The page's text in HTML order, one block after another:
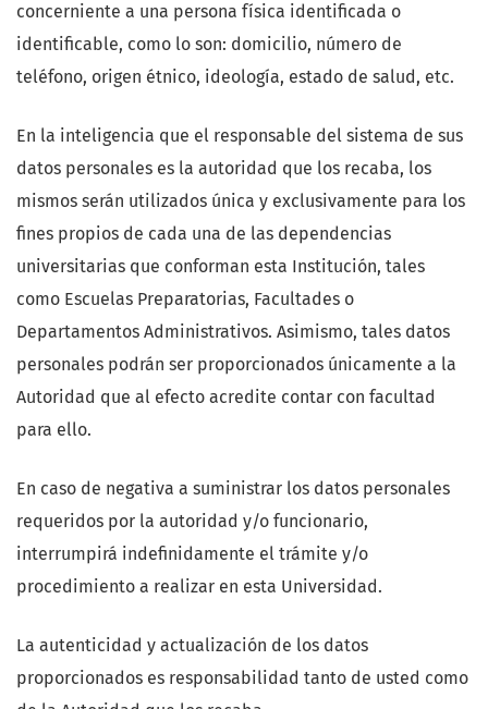
concerniente a una persona física identificada o
identificable, como lo son: domicilio, número de
teléfono, origen étnico, ideología, estado de salud, etc.
En la inteligencia que el responsable del sistema de sus
datos personales es la autoridad que los recaba, los
mismos serán utilizados única y exclusivamente para los
fines propios de cada una de las dependencias
universitarias que conforman esta Institución, tales
como Escuelas Preparatorias, Facultades o
Departamentos Administrativos. Asimismo, tales datos
personales podrán ser proporcionados únicamente a la
Autoridad que al efecto acredite contar con facultad
para ello.
En caso de negativa a suministrar los datos personales
requeridos por la autoridad y/o funcionario,
interrumpirá indefinidamente el trámite y/o
procedimiento a realizar en esta Universidad.
La autenticidad y actualización de los datos
proporcionados es responsabilidad tanto de usted como